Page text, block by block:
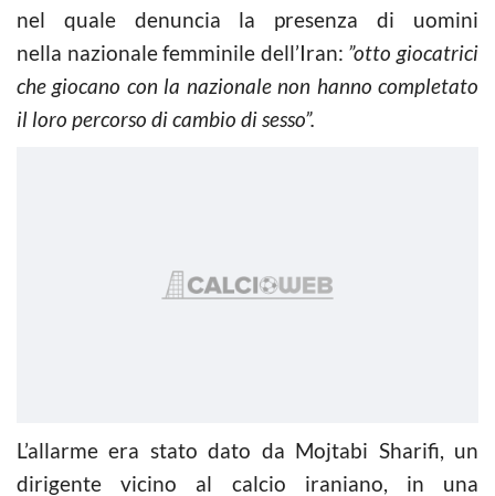
nel quale denuncia la presenza di uomini
nella nazionale femminile dell’Iran: ”otto giocatrici
che giocano con la nazionale non hanno completato
il loro percorso di cambio di sesso”.
L’allarme era stato dato da Mojtabi Sharifi, un
dirigente vicino al calcio iraniano, in una